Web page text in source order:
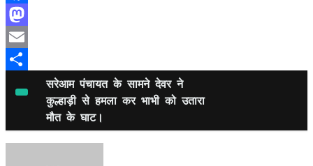
Facebook
Mastodon
Email
सरेआम पंचायत के सामने देवर ने
कुल्हाड़ी से हमला कर भाभी को उतारा
मौत के घाट।